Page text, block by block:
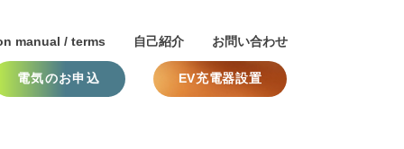
manual / terms 自己紹介 お問い合わせ
電気のお申込 EV充電器設置